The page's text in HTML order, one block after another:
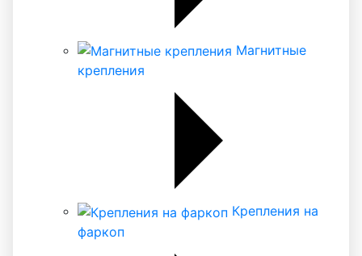
Магнитные
крепления
Крепления на
фаркоп